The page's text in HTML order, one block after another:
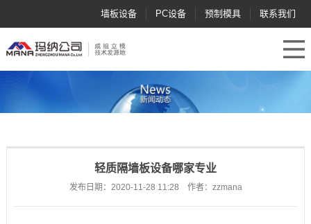
联系我们
预制模具
PC设备
墙板设备
轻质隔墙板设备哪家专业
发布日期：2020-11-28 11:28 作者：zzmana